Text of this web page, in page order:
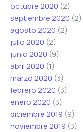
octubre 2020 (2)
septiembre 2020 (2)
agosto 2020 (2)
julio 2020 (2)
junio 2020 (9)
abril 2020 (1)
marzo 2020 (3)
febrero 2020 (3)
enero 2020 (3)
diciembre 2019 (9)
noviembre 2019 (3)